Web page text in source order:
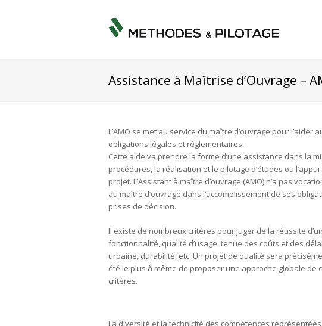
Assistance à Maîtrise d’Ouvrage –
L’AMO se met au service du maître d’ouvrage pour l’aider
obligations légales et réglementaires.
Cette aide va prendre la forme d’une assistance dans la
procédures, la réalisation et le pilotage d’études ou
projet. L’Assistant à maître d’ouvrage (AMO) n’a pas
au maître d’ouvrage dans l’accomplissement de ses
prises de décision.
Il existe de nombreux critères pour juger de la réussite
fonctionnalité, qualité d’usage, tenue des coûts et des
urbaine, durabilité, etc. Un projet de qualité sera
été le plus à même de proposer une approche globale de
critères.
La diversité et la technicité des compétences